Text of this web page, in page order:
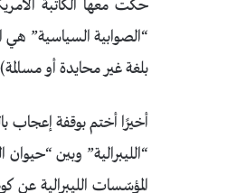
“الصوابية السياسية” هي
بلغة غير محايدة أو
أخيرًا أختم بوقفة إعجاب
“الليبرالية” وبين
المؤسّسات الليبرالية عن